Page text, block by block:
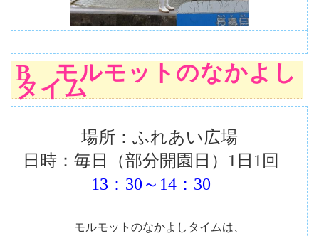
B モルモットのなかよし
タイム
場所：ふれあい広場
日時：毎日（部分開園日）1日1回
13：30～14：30
モルモットのなかよしタイムは、